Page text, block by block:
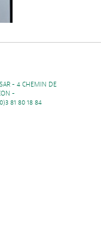
- 4 CHEMIN DE
-
81 80 18 84